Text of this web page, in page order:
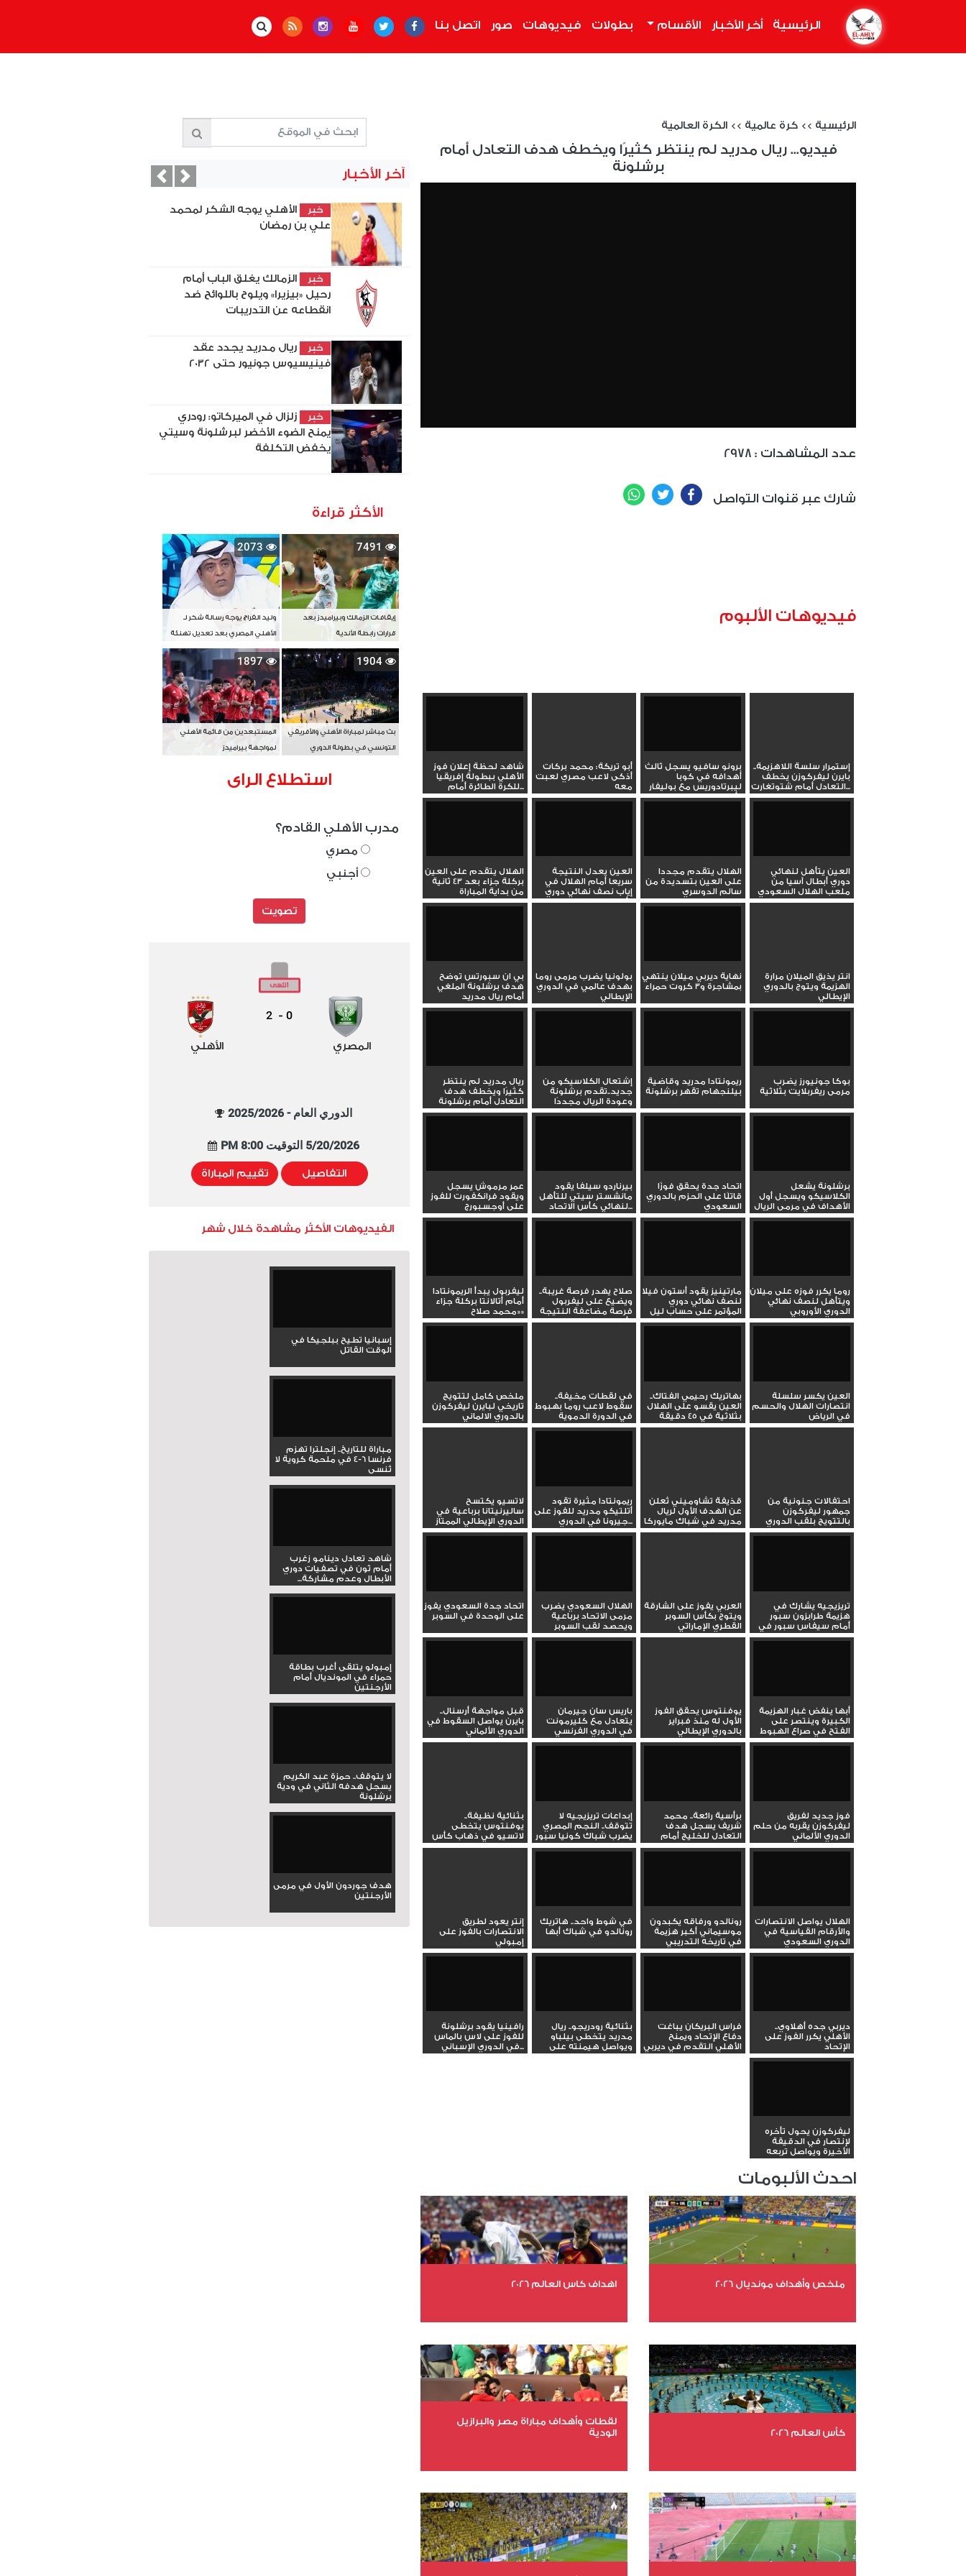
الرئيسية أخر الأخبار الأقسام بطولات فيديوهات صور اتصل بنا
الرئيسية >> كرة عالمية >> الكرة العالمية
فيديو... ريال مدريد لم ينتظر كثيرًا ويخطف هدف التعادل أمام
برشلونة
2978 : عدد المشاهدات
شارك عبر قنوات التواصل Facebook
Twitter
WhatsApp
فيديوهات الألبوم
إستمرار سلسة اللاهزيمة..
بايرن ليفركوزن يخطف
التعادل أمام شتوتغارت...
برونو سافيو يسجل ثالث
أهدافه في كوبا
ليبرتادوريس مع بوليفار
أمام...
أبو تريكة: محمد بركات
أذكى لاعب مصري لعبت
معه
شاهد لحظة إعلان فوز
الأهلي ببطولة إفريقيا
للكرة الطائرة أمام...
العين يتأهل لنهائي
دوري أبطال آسيا من
ملعب الهلال السعودي
الهلال يتقدم مجددا
على العين بتسديدة من
سالم الدوسري
العين يعدل النتيجة
سريعا أمام الهلال في
إياب نصف نهائي دوري
أبطال...
الهلال يتقدم على العين
بركلة جزاء بعد 43 ثانية
من بداية المباراة
انتر يذيق الميلان مرارة
الهزيمة ويتوج بالدوري
الإيطالي
نهاية ديربي ميلان ينتهي
بمشاجرة و3 كروت حمراء
بولونيا يضرب مرمى روما
بهدف عالمي في الدوري
الإيطالي
بي ان سبورتس توضح
هدف برشلونة الملغي
أمام ريال مدريد
بوكا جونيورز يضرب
مرمى ريفربلايت بثلاثية
ريمونتادا مدريد وقاضية
بيلنجهام تقهر برشلونة
إشتعال الكلاسيكو من
جديد..تقدم برشلونة
وعودة الريال مجددًا
ريال مدريد لم ينتظر
كثيرًا ويخطف هدف
التعادل أمام برشلونة
برشلونة يشعل
الكلاسيكو ويسجل أول
الأهداف في مرمى الريال
اتحاد جدة يحقق فوزًا
قاتلًا على الحزم بالدوري
السعودي
بيرناردو سيلفا يقود
مانشستر سيتي للتأهل
لنهائي كأس الاتحاد...
عمر مرموش يسجل
ويقود فرانكفورت للفوز
على أوجسبورج
روما يكرر فوزه على ميلان
ويتأهل لنصف نهائي
الدوري الأوروبي
مارتينيز يقود أستون فيلا
لنصف نهائي دوري
المؤتمر على حساب ليل
صلاح يهدر فرصة غريبة..
ويضيع على ليفربول
فرصة مضاعفة النتيجة
أمام...
ليفربول يبدأ الريمونتادا
أمام أتالانتا بركلة جزاء
«محمد صلاح»
العين يكسر سلسلة
انتصارات الهلال والحسم
في الرياض
بهاتريك رحيمي الفتاك..
العين يقسو على الهلال
بثلاثية في 45 دقيقة
في لقطات مخيفة..
سقوط لاعب روما بهبوط
في الدورة الدموية
والغاء...
ملخص كامل لتتويج
تاريخي لبايرن ليفركوزن
بالدوري الالماني
احتفالات جنونية من
جمهور ليفركوزن
بالتتويج بلقب الدوري
الالماني
قذيفة تشاوميني تُعلن
عن الهدف الأول لريال
مدريد في شباك مايوركا
ريمونتادا مثيرة تقود
أتلتيكو مدريد للفوز على
جيرونا في الدوري...
لاتسيو يكتسح
ساليرنيتانا برباعية في
الدوري الإيطالي الممتاز
تريزيجيه يشارك في
هزيمة طرابزون سبور
أمام سيفاس سبور في
الدوري...
العربي يفوز على الشارقة
ويتوج بكأس السوبر
القطري الإماراتي
الهلال السعودي يضرب
مرمى الاتحاد برباعية
ويحصد لقب السوبر
اتحاد جدة السعودي يفوز
على الوحدة في السوبر
أبها ينفض غبار الهزيمة
الكبيرة وينتصر على
الفتح في صراع الهبوط
يوفنتوس يحقق الفوز
الأول له منذ فبراير
بالدوري الإيطالي
باريس سان جيرمان
يتعادل مع كليرمونت
في الدوري الفرنسي
الممتاز
قبل مواجهة أرسنال..
بايرن يواصل السقوط في
الدوري الألماني
فوز جديد لفريق
ليفركوزن يقربه من حلم
الدوري الألماني
برأسية رائعة.. محمد
شريف يسجل هدف
التعادل للخليج أمام
الهلال في...
إبداعات تريزيجيه لا
تتوقف.. النجم المصري
يضرب شباك كونيا سبور
بهدف...
بثنائية نظيفة..
يوفنتوس يتخطى
لاتسيو في ذهاب كأس
إيطاليا
الهلال يواصل الانتصارات
والأرقام القياسية في
الدوري السعودي
رونالدو ورفاقه يكبدون
موسيماني أكبر هزيمة
في تاريخه التدريبي
في شوط واحد.. هاتريك
رونالدو في شباك أبها
إنتر يعود لطريق
الانتصارات بالفوز على
إمبولي
ديربي جده أهلاوي..
الأهلي يكرر الفوز على
الإتحاد
فراس البريكان يباغت
دفاع الإتحاد ويمنح
الأهلي التقدم في ديربي
جده
بثنائية رودريجو.. ريال
مدريد يتخطى بيلباو
ويواصل هيمنته على
صدارة...
رافينيا يقود برشلونة
للفوز على لاس بالماس
في الدوري الإسباني...
ليفركوزن يحول تأخره
لإنتصار في الدقيقة
الأخيرة ويواصل تربعه
على...
احدث الألبومات
ملخص وأهداف مونديال 2026
عدد المشاهدات 4752
اهداف كاس العالم 2026
عدد المشاهدات 1983
كأس العالم 2026
عدد المشاهدات 10684
لقطات وأهداف مباراة مصر والبرازيل
الودية
عدد المشاهدات 15654
آخر الأخبار
خبر
الأهلي يوجه الشكر لمحمد
علي بن رمضان
خبر
الزمالك يغلق الباب أمام
رحيل «بيزيرا» ويلوح باللوائح ضد
انقطاعه عن التدريبات
خبر
ريال مدريد يجدد عقد
فينيسيوس جونيور حتى 2032
خبر
زلزال في الميركاتو: رودري
يمنح الضوء الأخضر لبرشلونة وسيتي
يخفض التكلفة
PreviousNext
الأكثر قراءة
7491
إيقافات الزمالك وبيراميدز بعد
قرارات رابطة الأندية
2073
وليد الفراج يوجه رسالة شكر لـ
الأهلي المصري بعد تعديل تهنئة
بطل آسيا
1904
بث مباشر لمباراة الأهلي والأفريقي
التونسي في بطولة الدوري
1897
المستبعدين من قائمة الأهلي
لمواجهة بيراميدز
استطلاع الراى
مدرب الأهلي القادم؟
مصري
أجنبي
تصويت
المصري
0
-
2
الأهلي
الدوري العام - 2025/2026
5/20/2026 التوقيت 8:00 PM
التفاصيل تقييم المباراة
الفيديوهات الأكثر مشاهدة خلال شهر
إسبانيا تطيح ببلجيكا في
الوقت القاتل
مباراة للتاريخ.. إنجلترا تهزم
فرنسا 6-4 في ملحمة كروية لا
تُنسى
شاهد تعادل دينامو زغرب
أمام ثون في تصفيات دوري
الأبطال وعدم مشاركة...
إمبولو يتلقى أغرب بطاقة
حمراء في المونديال أمام
الأرجنتين
لا يتوقف.. حمزة عبد الكريم
يسجل هدفه الثاني في ودية
برشلونة
هدف جوردون الأول في مرمى
الأرجنتين